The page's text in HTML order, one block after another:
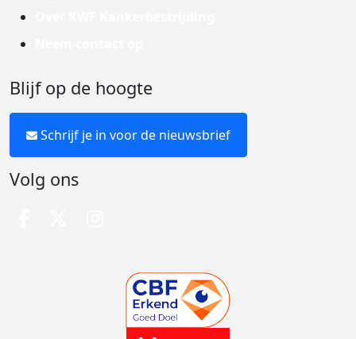
Blijf op de hoogte
Schrijf je in voor de nieuwsbrief
Volg ons